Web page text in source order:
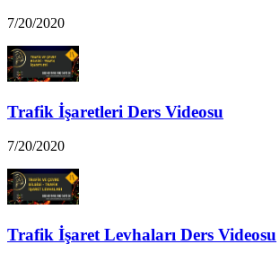
7/20/2020
Trafik İşaretleri Ders Videosu
7/20/2020
Trafik İşaret Levhaları Ders Videosu